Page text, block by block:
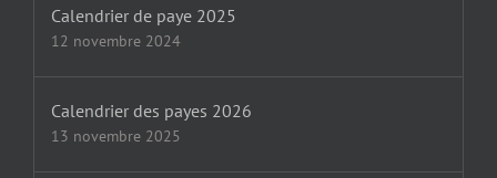
Calendrier de paye 2025
12 novembre 2024
Calendrier des payes 2026
13 novembre 2025